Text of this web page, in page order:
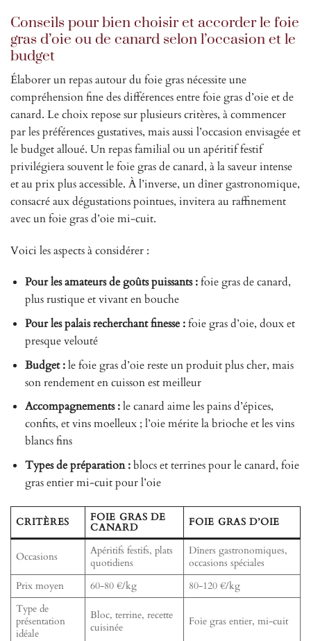
Conseils pour bien choisir et accorder le foie
gras d’oie ou de canard selon l’occasion et le
budget
Élaborer un repas autour du foie gras nécessite une
compréhension fine des différences entre foie gras d’oie et de
canard. Le choix repose sur plusieurs critères, à commencer
par les préférences gustatives, mais aussi l’occasion envisagée et
le budget alloué. Un repas familial ou un apéritif festif
privilégiera souvent le foie gras de canard, à la saveur intense
et au prix plus accessible. À l’inverse, un dîner gastronomique,
consacré aux dégustations pointues, invitera au raffinement
avec un foie gras d’oie mi-cuit.
Voici les aspects à considérer :
Pour les amateurs de goûts puissants :foie gras de canard,
plus rustique et vivant en bouche
Pour les palais recherchant finesse :foie gras d’oie, doux et
presque velouté
Budget :le foie gras d’oie reste un produit plus cher, mais
son rendement en cuisson est meilleur
Accompagnements :le canard aime les pains d’épices,
confits, et vins moelleux ; l’oie mérite la brioche et les vins
blancs fins
Types de préparation :blocs et terrines pour le canard, foie
gras entier mi-cuit pour l’oie
CRITÈRES FOIE GRAS DE
CANARD FOIE GRAS D’OIE
Occasions
Apéritifs festifs, plats
quotidiens
Dîners gastronomiques,
occasions spéciales
Prix moyen
60-80 €/kg
80-120 €/kg
Type de
présentation
idéale
Bloc, terrine, recette
cuisinée
Foie gras entier, mi-cuit